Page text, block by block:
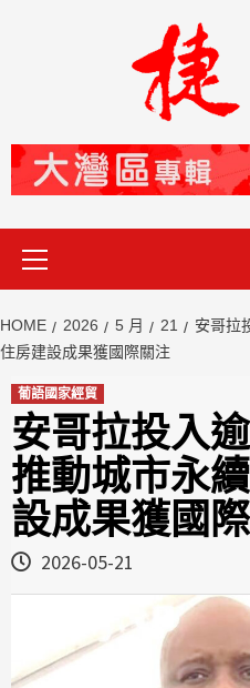
HOME 2026 5 月 21
安哥拉
住房建設成果獲國際關注
葡語國家經貿
安哥拉投入
推動城市永
設成果獲國
2026-05-21